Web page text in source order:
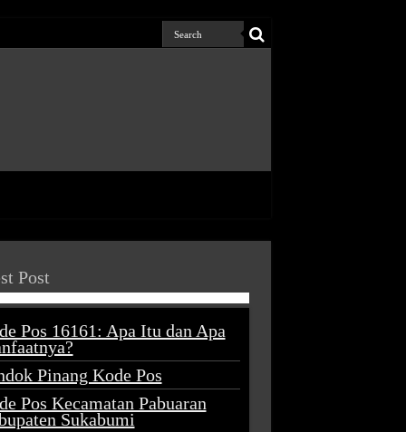
Post
Pos 16161: Apa Itu dan Apa
Pinang Kode Pos
Pos Kecamatan Pabuaran
Sukabumi